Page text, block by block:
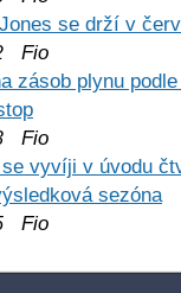
se drží v
Fio
zásob plynu
Fio
vyvíji v úvodu
sezóna
Fio